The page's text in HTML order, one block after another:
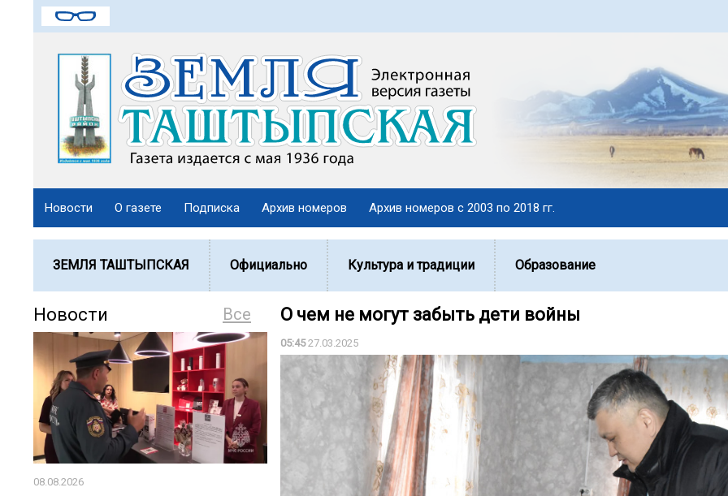
Новости О газете Подписка Архив номеров Архив номеров с 2003 по 2018 гг.
ЗЕМЛЯ ТАШТЫПСКАЯ Официально Культура и традиции Образование
Все
Новости
08.08.2026
О чем не могут забыть дети войны
05:4527.03.2025